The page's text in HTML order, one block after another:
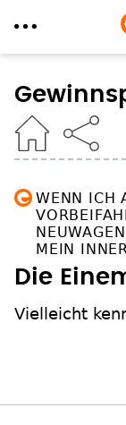
zum
Inhalt
WENN ICH
MEIN
Die
Vielleicht